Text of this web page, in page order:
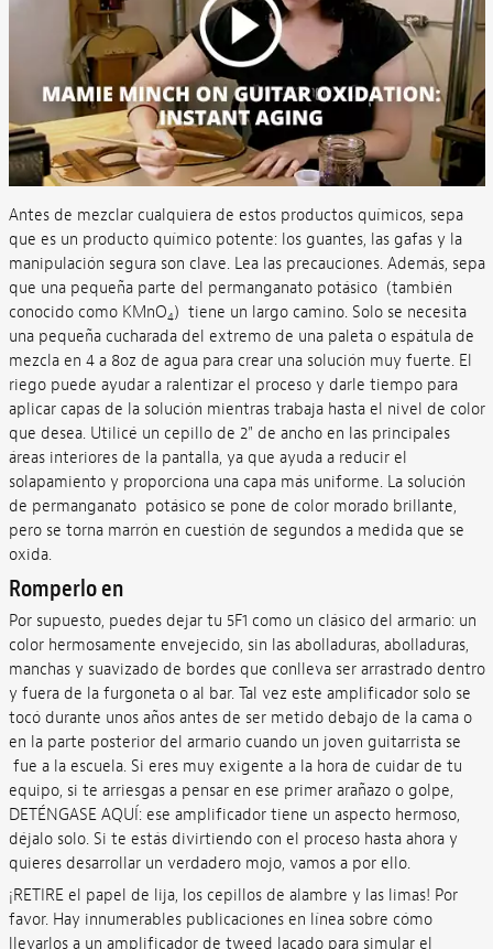
Antes de mezclar cualquiera de estos productos químicos, sepa
que es un producto químico potente: los guantes, las gafas y la
manipulación segura son clave. Lea las precauciones. Además, sepa
que una pequeña parte del permanganato potásico (también
conocido como KMnO4) tiene un largo camino. Solo se necesita
una pequeña cucharada del extremo de una paleta o espátula de
mezcla en 4 a 8oz de agua para crear una solución muy fuerte. El
riego puede ayudar a ralentizar el proceso y darle tiempo para
aplicar capas de la solución mientras trabaja hasta el nivel de color
que desea. Utilicé un cepillo de 2" de ancho en las principales
áreas interiores de la pantalla, ya que ayuda a reducir el
solapamiento y proporciona una capa más uniforme. La solución
de permanganato potásico se pone de color morado brillante,
pero se torna marrón en cuestión de segundos a medida que se
oxida.
Romperlo en
Por supuesto, puedes dejar tu 5F1 como un clásico del armario: un
color hermosamente envejecido, sin las abolladuras, abolladuras,
manchas y suavizado de bordes que conlleva ser arrastrado dentro
y fuera de la furgoneta o al bar. Tal vez este amplificador solo se
tocó durante unos años antes de ser metido debajo de la cama o
en la parte posterior del armario cuando un joven guitarrista se
fue a la escuela. Si eres muy exigente a la hora de cuidar de tu
equipo, si te arriesgas a pensar en ese primer arañazo o golpe,
DETÉNGASE AQUÍ: ese amplificador tiene un aspecto hermoso,
déjalo solo. Si te estás divirtiendo con el proceso hasta ahora y
quieres desarrollar un verdadero mojo, vamos a por ello.
¡RETIRE el papel de lija, los cepillos de alambre y las limas! Por
favor. Hay innumerables publicaciones en línea sobre cómo
llevarlos a un amplificador de tweed lacado para simular el